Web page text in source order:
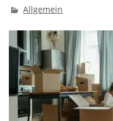
Allgemein